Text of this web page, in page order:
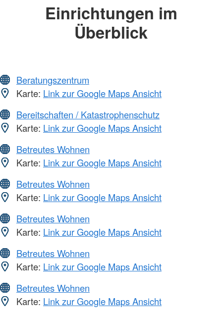
Einrichtungen im
Überblick
Beratungszentrum
Karte: Link zur Google Maps Ansicht
Bereitschaften / Katastrophenschutz
Karte: Link zur Google Maps Ansicht
Betreutes Wohnen
Karte: Link zur Google Maps Ansicht
Betreutes Wohnen
Karte: Link zur Google Maps Ansicht
Betreutes Wohnen
Karte: Link zur Google Maps Ansicht
Betreutes Wohnen
Karte: Link zur Google Maps Ansicht
Betreutes Wohnen
Karte: Link zur Google Maps Ansicht